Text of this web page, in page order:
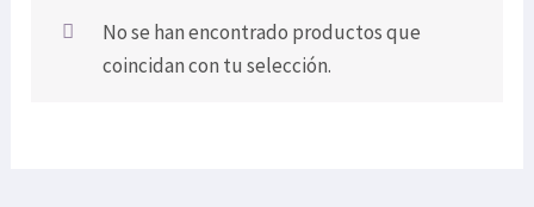
No se han encontrado productos que
coincidan con tu selección.